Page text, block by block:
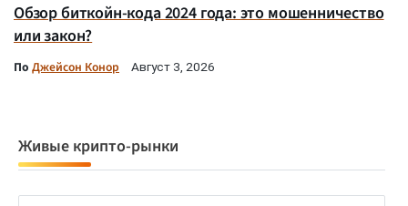
Обзор биткойн-кода 2024 года: это мошенничество
или закон?
По Джейсон Конор Август 3, 2026
Живые крипто-рынки